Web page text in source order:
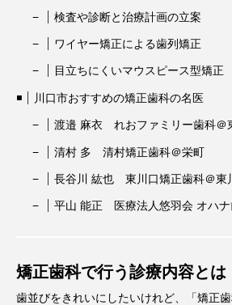
検査や診断と治療計画の立案
ワイヤー矯正による歯列矯正
目立ちにくいマウスピース型矯正
川口市おすすめの矯正歯科の名医
渡邉 麻衣 れおファミリー歯科＠
清村 多 清村矯正歯科＠栄町
長谷川 紘也 東川口矯正歯科＠東
平山 能正 医療法人悠羽会 オハナ
矯正歯科で行う診療内容とは
歯並びをきれいにしたいけれど、「矯正